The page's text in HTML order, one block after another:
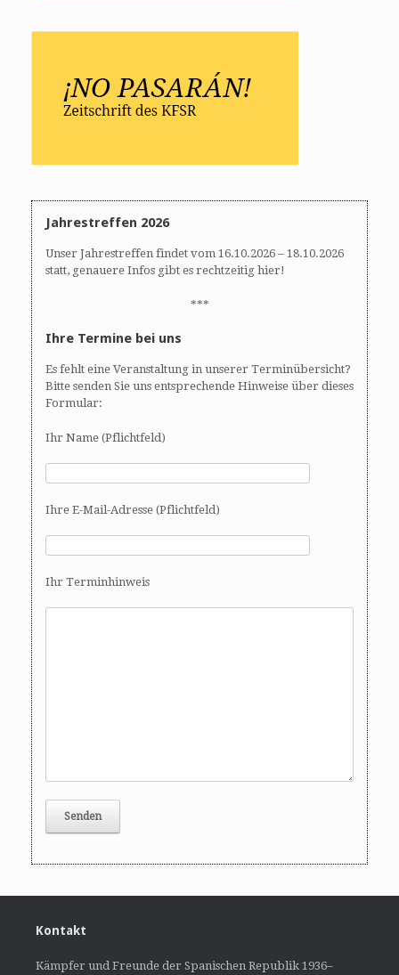
Jahrestreffen 2026
Unser Jahrestreffen findet vom 16.10.2026 – 18.10.2026
statt, genauere Infos gibt es rechtzeitig hier!
***
Ihre Termine bei uns
Es fehlt eine Veranstaltung in unserer Terminübersicht?
Bitte senden Sie uns entsprechende Hinweise über dieses
Formular:
Ihr Name (Pflichtfeld)
Ihre E-Mail-Adresse (Pflichtfeld)
Ihr Terminhinweis
Kontakt
Kämpfer und Freunde der Spanischen Republik 1936–